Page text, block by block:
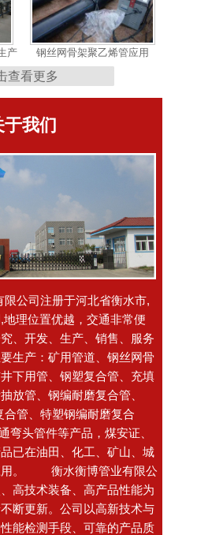
产 钢丝网骨架聚乙烯管应用
矿用钢丝网骨架聚乙烯管
管
钢编复合管
用
高分子聚乙烯管
查看更多
于我们
司注册于河北省衡水市,
理位置优越，交通非常便
、开发、生产、销售、服务
生产：矿用管道、钢丝网骨
下用管、钢塑复合管、充填
放管、钢编耐磨复合管、
管、特塑钢编耐磨复合
弯头管件等产品，煤安证、
已在油田、化工、矿山、城
用。 衡水衡博管业有限公
高技术装备、高产品性能为
断更新。公司以高新技术与
能检测手段、可靠的产品质